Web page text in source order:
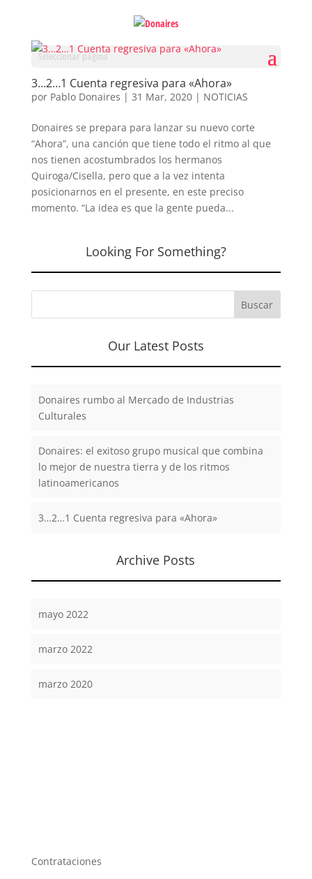
Seleccionar página
3…2…1 Cuenta regresiva para «Ahora»
por Pablo Donaires | 31 Mar, 2020| NOTICIAS
Donaires se prepara para lanzar su nuevo corte
“Ahora”, una canción que tiene todo el ritmo al que
nos tienen acostumbrados los hermanos
Quiroga/Cisella, pero que a la vez intenta
posicionarnos en el presente, en este preciso
momento. “La idea es que la gente pueda...
Looking For Something?
Our Latest Posts
Donaires rumbo al Mercado de Industrias
Culturales
Donaires: el exitoso grupo musical que combina
lo mejor de nuestra tierra y de los ritmos
latinoamericanos
3…2…1 Cuenta regresiva para «Ahora»
Archive Posts
mayo 2022
marzo 2022
marzo 2020
Contrataciones